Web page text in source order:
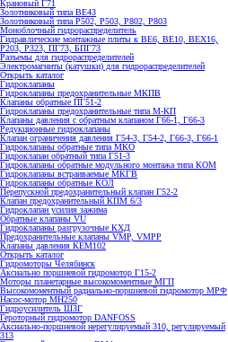
Крановый Г71
Золотниковый типа BE43
Золотниковый типа Р502, Р503, Р802, Р803
Моноблочный гидрораспределитель
Гидравлические монтажные плиты к ВЕ6, ВЕ10, ВЕХ16,
Р203, Р323, ПГ73, БПГ73
Разъемы для гидрораспределителей
Электромагниты (катушки) для гидрораспределителей
Открыть каталог
Гидроклапаны
Гидроклапаны предохранительные МКПВ
Клапаны обратные ПГ51-2
Гидроклапаны предохранительные типа М-КП
Клапаны давления с обратным клапаном Г66-1, Г66-3
Редукционные гидроклапаны
Клапан ограничения давления Г54-3, Г54-2, Г66-3, Г66-1
Гидроклапаны обратные типа МКО
Гидроклапан обратный типа Г51-3
Гидроклапаны обратные модульного монтажа типа КОМ
Гидроклапаны встраиваемые МКГВ
Гидроклапаны обратные КОЛ
Перепускной предохранительный клапан Г52-2
Клапан предохранительный КПМ 6/3
Гидроклапан усилия зажима
Обратные клапаны VU
Гидроклапаны разгрузочные КХД
Предохранительные клапаны VMP, VMPP
Клапаны давления КЕМ102
Открыть каталог
Гидромоторы Челябинск
Аксиально поршневой гидромотор Г15-2
Моторы планетарные высокомоментные МГП
Высокомоментный радиально-поршневой гидромотор МРФ
Насос-мотор МН250
Гидроусилитель ШЗГ
Героторный гидромотор DANFOSS
Аксиально-поршневой нерегулируемый 310, регулируемый
313